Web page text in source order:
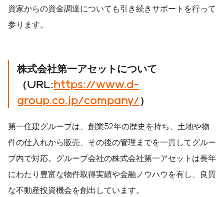
資家からの資金調達についても引き続きサポートを行って
参ります。
株式会社第一アセットについて
（URL:https://www.d-
group.co.jp/company/）
第一住建グループは、創業52年の歴史を持ち、土地や物
件の仕入れから販売、その後の管理までを一貫してグルー
プ内で対応。グループ会社の株式会社第一アセットは長年
にわたり豊富な物件取得実績や金融ノウハウを有し、良質
な不動産投資機会を創出しています。